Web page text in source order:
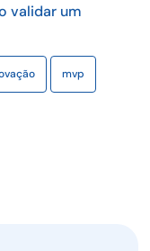
validar um
mvp